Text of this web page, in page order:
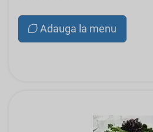
Adauga la menu